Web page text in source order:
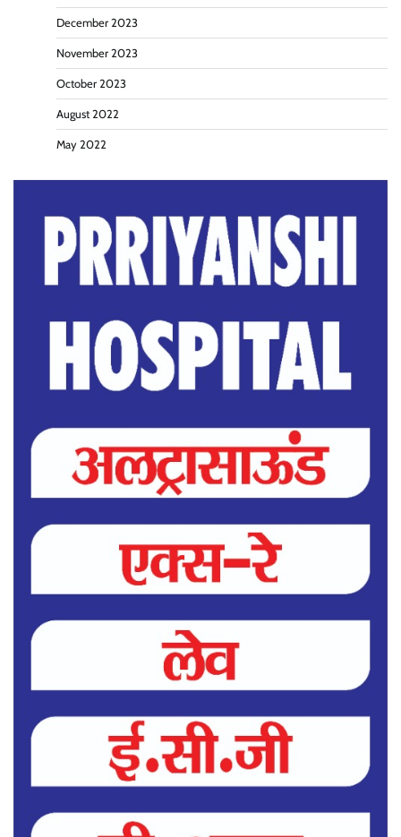
December 2023
November 2023
October 2023
August 2022
May 2022